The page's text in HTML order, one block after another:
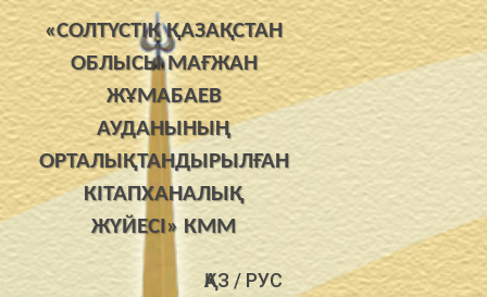
«СОЛТҮСТІК ҚАЗАҚСТАН
ОБЛЫСЫ МАҒЖАН
ЖҰМАБАЕВ
АУДАНЫНЫҢ
ОРТАЛЫҚТАНДЫРЫЛҒАН
КІТАПХАНАЛЫҚ
ЖҮЙЕСІ» КММ
ҚАЗ / РУС